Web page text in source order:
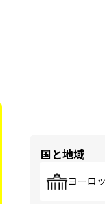
国と地域
ヨーロ